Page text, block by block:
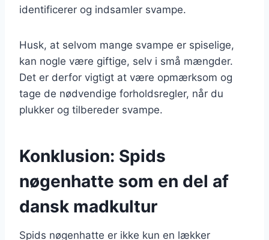
identificerer og indsamler svampe.
Husk, at selvom mange svampe er spiselige,
kan nogle være giftige, selv i små mængder.
Det er derfor vigtigt at være opmærksom og
tage de nødvendige forholdsregler, når du
plukker og tilbereder svampe.
Konklusion: Spids
nøgenhatte som en del af
dansk madkultur
Spids nøgenhatte er ikke kun en lækker